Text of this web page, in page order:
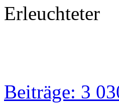
Erleuchteter
Beiträge: 3